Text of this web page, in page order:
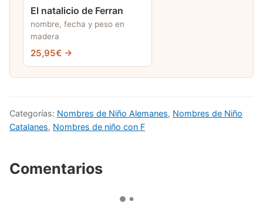
El natalicio de Ferran
nombre, fecha y peso en
madera
25,95€ →
Categorías: Nombres de Niño Alemanes, Nombres de Niño
Catalanes, Nombres de niño con F
Comentarios